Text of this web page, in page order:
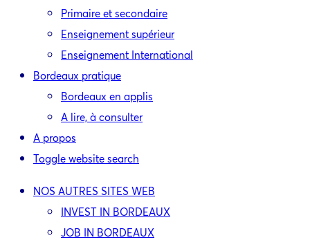
Primaire et secondaire
Enseignement supérieur
Enseignement International
Bordeaux pratique
Bordeaux en applis
A lire, à consulter
A propos
Toggle website search
NOS AUTRES SITES WEB
INVEST IN BORDEAUX
JOB IN BORDEAUX